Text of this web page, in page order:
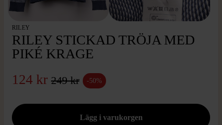
RILEY
RILEY STICKAD TRÖJA MED
PIKÉ KRAGE
124 kr 249 kr -50%